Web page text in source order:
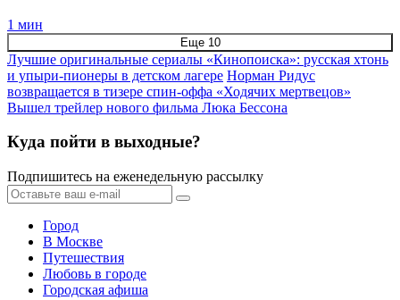
1 мин
Еще 10
Лучшие оригинальные сериалы «Кинопоиска»: русская хтонь
и упыри-пионеры в детском лагере Норман Ридус
возвращается в тизере спин-оффа «Ходячих мертвецов»
Вышел трейлер нового фильма Люка Бессона
Куда пойти в выходные?
Подпишитесь на еженедельную рассылку
Город
В Москве
Путешествия
Любовь в городе
Городская афиша